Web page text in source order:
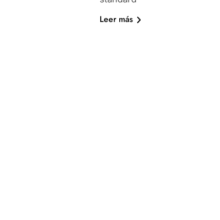
Leer más